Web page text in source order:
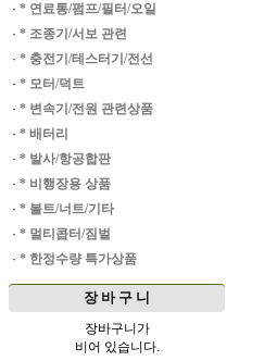
· * 연료통/펌프/필터/오일
· * 조종기/서보 관련
· * 충전기/테스터기/전선
· * 모터/덕트
· * 변속기/전원 관련상품
· * 배터리
· * 발사/항공합판
· * 비행장용 상품
· * 볼트/너트/기타
· * 멀티콥터/짐벌
· * 한정수량 특가상품
장 바 구 니
장바구니가
비어 있습니다.